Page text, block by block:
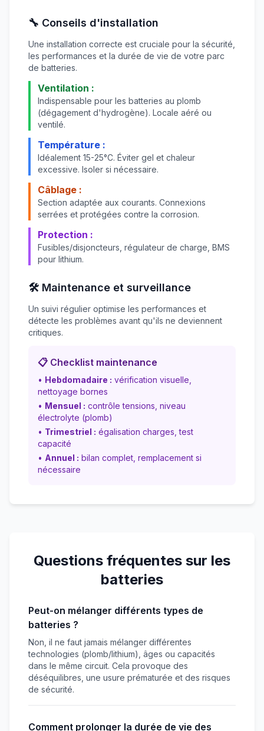
🔧 Conseils d'installation
Une installation correcte est cruciale pour la sécurité,
les performances et la durée de vie de votre parc
de batteries.
Ventilation :
Indispensable pour les batteries au plomb
(dégagement d'hydrogène). Locale aéré ou
ventilé.
Température :
Idéalement 15-25°C. Éviter gel et chaleur
excessive. Isoler si nécessaire.
Câblage :
Section adaptée aux courants. Connexions
serrées et protégées contre la corrosion.
Protection :
Fusibles/disjoncteurs, régulateur de charge, BMS
pour lithium.
🛠️ Maintenance et surveillance
Un suivi régulier optimise les performances et
détecte les problèmes avant qu'ils ne deviennent
critiques.
📋 Checklist maintenance
• Hebdomadaire : vérification visuelle,
nettoyage bornes
• Mensuel : contrôle tensions, niveau
électrolyte (plomb)
• Trimestriel : égalisation charges, test
capacité
• Annuel : bilan complet, remplacement si
nécessaire
Questions fréquentes sur les
batteries
Peut-on mélanger différents types de
batteries ?
Non, il ne faut jamais mélanger différentes
technologies (plomb/lithium), âges ou capacités
dans le même circuit. Cela provoque des
déséquilibres, une usure prématurée et des risques
de sécurité.
Comment prolonger la durée de vie des